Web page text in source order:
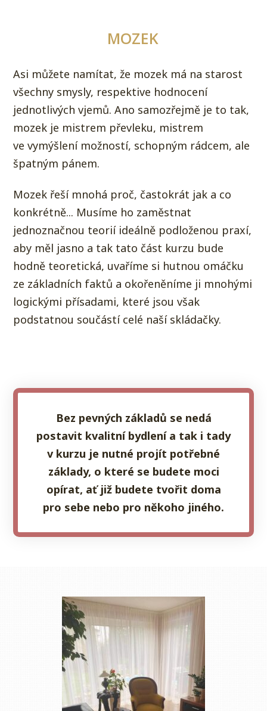
MOZEK
Asi můžete namítat, že mozek má na starost
všechny smysly, respektive hodnocení
jednotlivých vjemů. Ano samozřejmě je to tak,
mozek je mistrem převleku, mistrem
ve vymýšlení možností, schopným rádcem, ale
špatným pánem.
Mozek řeší mnohá proč, častokrát jak a co
konkrétně... Musíme ho zaměstnat
jednoznačnou teorií ideálně podloženou praxí,
aby měl jasno a tak tato část kurzu bude
hodně teoretická, uvaříme si hutnou omáčku
ze základních faktů a okořeněníme ji mnohými
logickými přísadami, které jsou však
podstatnou součástí celé naší skládačky.
Bez pevných základů se nedá
postavit kvalitní bydlení a tak i tady
v kurzu je nutné projít potřebné
základy, o které se budete moci
opírat, ať již budete tvořit doma
pro sebe nebo pro někoho jiného.